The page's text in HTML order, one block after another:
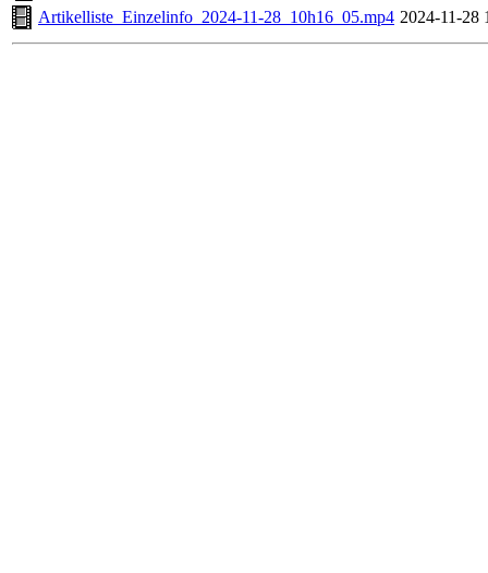
Artikelliste_Einzelinfo_2024-11-28_10h16_05.mp4 2024-11-28